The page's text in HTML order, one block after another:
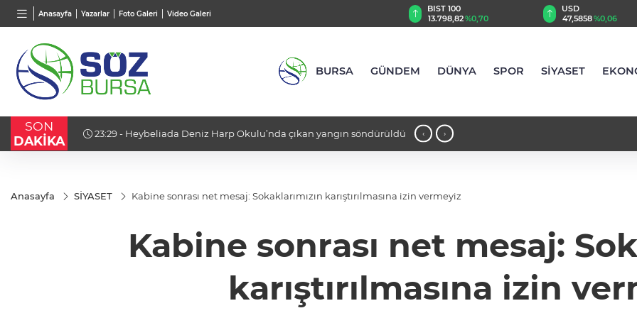
Anasayfa Yazarlar Foto Galeri Video Galeri
BGN
28,0626%0,37
VND
0,0018%0,14
BIST 100
13.798,82%0,70
USD
47,5858%0,06
BURSA GÜNDEM DÜNYA SPOR SİYASET
SON
DAKİKA
bir 23:29 - Heybeliada Deniz Harp Okulu’nda çıkan yangın söndürüldü ‹ ›
Anasayfa SİYASET Kabine sonrası net mesaj: Sokaklarımızın karıştırılmasına izin vermeyiz
Kabine sonrası net mesaj:
karıştırılmasına izin